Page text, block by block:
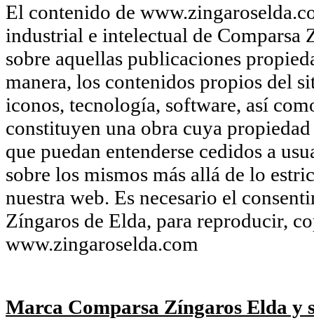
El contenido de
industrial e intelectual de Comparsa
sobre aquellas publicaciones
manera, los contenidos propios del
iconos, tecnología, software, así
constituyen una obra cuya
que puedan entenderse cedidos a
sobre los mismos más allá de lo
nuestra web. Es necesario el
Zíngaros de Elda, para reproducir,
www.zingaroselda.com
Marca Comparsa Zíngaros Elda y